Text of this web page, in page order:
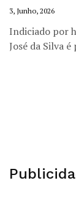
3, Junho, 2026
Indiciado por
José da Silva